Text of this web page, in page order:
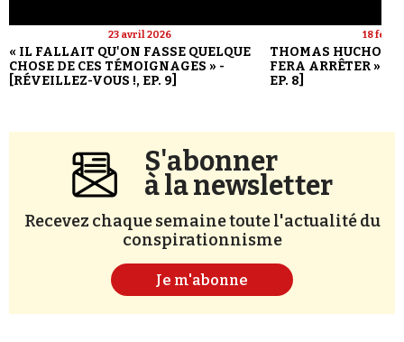
23 avril 2026
« IL FALLAIT QU'ON FASSE QUELQUE
CHOSE DE CES TÉMOIGNAGES » -
[RÉVEILLEZ-VOUS !, EP. 9]
18
THOMAS HUCHON :
FERA ARRÊTER » -
EP. 8]
S'abonner
à la newsletter
Recevez chaque semaine toute l'actualité du
conspirationnisme
Je m'abonne